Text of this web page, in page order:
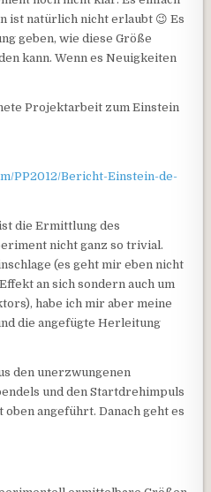
ist natürlich nicht erlaubt 😉 Es
geben, wie diese Größe
kann. Wenn es Neuigkeiten
Projektarbeit zum Einstein
PP2012/Bericht-Einstein-de-
die Ermittlung des
nicht ganz so trivial.
(es geht mir eben nicht
an sich sondern auch um
habe ich mir aber meine
die angefügte Herleitung
den unerzwungenen
und den Startdrehimpuls
angeführt. Danach geht es